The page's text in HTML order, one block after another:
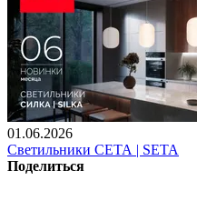
01.06.2026
Светильники СЕТА | SETA
Поделиться